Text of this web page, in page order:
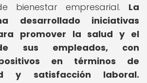
bienestar empresarial. La
desarrollado iniciativas
promover la salud y el
sus empleados, con
en términos de
y satisfacción laboral.